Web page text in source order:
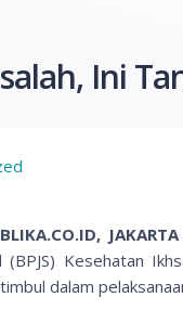
Ini
JAKARTA
(BPJS) Kesehatan
dalam